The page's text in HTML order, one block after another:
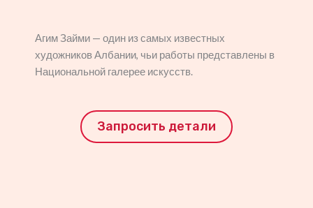
Агим Займи — один из самых известных
художников Албании, чьи работы представлены в
Национальной галерее искусств.
Запросить детали